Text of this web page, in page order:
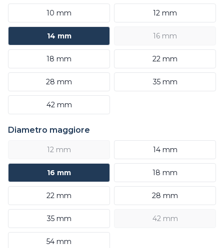
10 mm 12 mm
14 mm 16 mm
18 mm 22 mm
28 mm 35 mm
42 mm
Diametro maggiore
12 mm 14 mm
16 mm 18 mm
22 mm 28 mm
35 mm 42 mm
54 mm